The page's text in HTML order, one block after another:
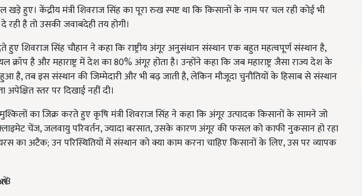
लें
हुए। केंद्रीय मंत्री शिवराज सिंह का पूरा रुख स्पष्ट था कि किसानों के नाम पर चल रही कोई भी
रही है तो उसकी जवाबदेही तय होगी।
शिवराज सिंह चौहान ने कहा कि राष्ट्रीय अंगूर अनुसंधान संस्थान एक बहुत महत्वपूर्ण संस्थान है,
क्रॉप है और महाराष्ट्र में देश का 80% अंगूर होता है। उन्होंने कहा कि जब महाराष्ट्र जैसा राज्य देश के
है, तब इस संस्थान की जिम्मेदारी और भी बढ़ जाती है, लेकिन मौजूदा चुनौतियों के हिसाब से संस्थान
स्तर पर दिखाई नहीं दी।
का जिक्र करते हुए कृषि मंत्री शिवराज सिंह ने कहा कि अंगूर उत्पादक किसानों के सामने जो
चेंज, जलवायु परिवर्तन, ज्यादा बरसात, उसके कारण अंगूर की फसल को काफी नुकसान हो रहा
का अटैक; उन परिस्थितियों में संस्थान को क्या काम करना चाहिए किसानों के लिए, उस पर व्यापक